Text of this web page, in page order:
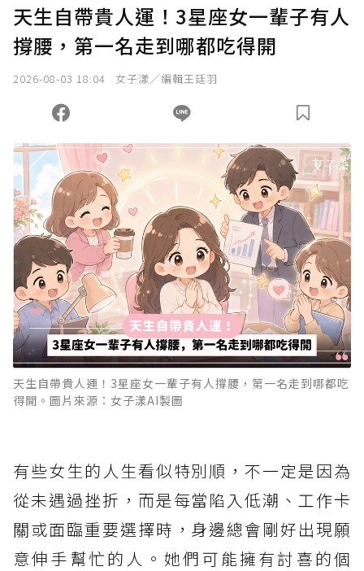
天生自帶貴人運！3星座女一輩子有人
撐腰，第一名走到哪都吃得開
2026-08-03 18:04 女子漾／編輯王廷羽
天生自帶貴人運！3星座女一輩子有人撐腰，第一名走到哪都吃
得開。圖片來源：女子漾AI製圖
有些女生的人生看似特別順，不一定是因為
從未遇過挫折，而是每當陷入低潮、工作卡
關或面臨重要選擇時，身邊總會剛好出現願
意伸手幫忙的人。她們可能擁有討喜的個